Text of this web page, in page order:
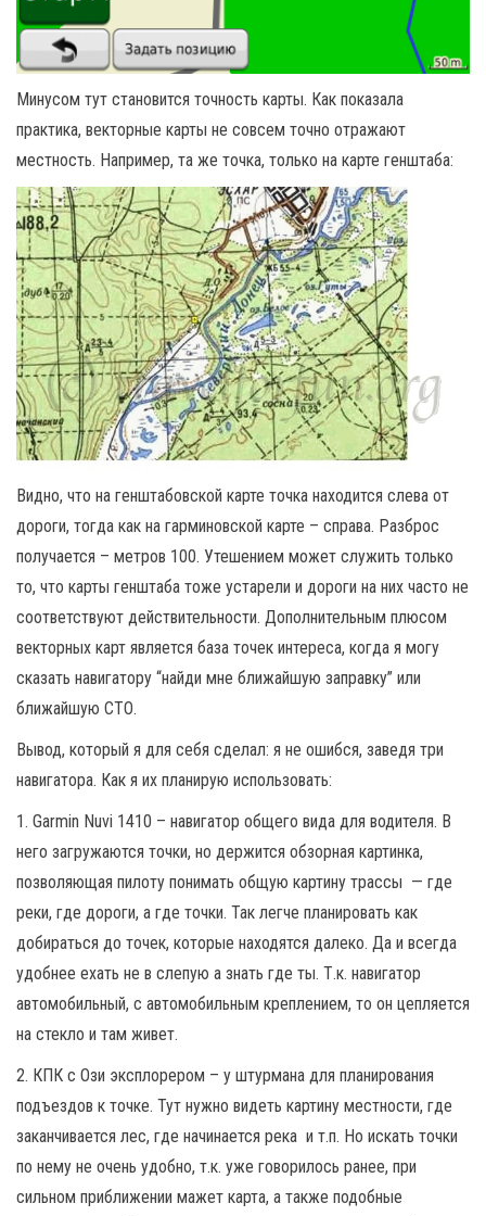
Минусом тут становится точность карты. Как показала
практика, векторные карты не совсем точно отражают
местность. Например, та же точка, только на карте генштаба:
Видно, что на генштабовской карте точка находится слева от
дороги, тогда как на гарминовской карте – справа. Разброс
получается – метров 100. Утешением может служить только
то, что карты генштаба тоже устарели и дороги на них часто не
соответствуют действительности. Дополнительным плюсом
векторных карт является база точек интереса, когда я могу
сказать навигатору “найди мне ближайшую заправку” или
ближайшую СТО.
Вывод, который я для себя сделал: я не ошибся, заведя три
навигатора. Как я их планирую использовать:
1. Garmin Nuvi 1410 – навигатор общего вида для водителя. В
него загружаются точки, но держится обзорная картинка,
позволяющая пилоту понимать общую картину трассы — где
реки, где дороги, а где точки. Так легче планировать как
добираться до точек, которые находятся далеко. Да и всегда
удобнее ехать не в слепую а знать где ты. Т.к. навигатор
автомобильный, с автомобильным креплением, то он цепляется
на стекло и там живет.
2. КПК с Ози эксплорером – у штурмана для планирования
подъездов к точке. Тут нужно видеть картину местности, где
заканчивается лес, где начинается река и т.п. Но искать точки
по нему не очень удобно, т.к. уже говорилось ранее, при
сильном приближении мажет карта, а также подобные